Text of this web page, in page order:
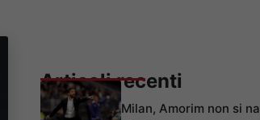
Articoli recenti
Milan, Amorim non si